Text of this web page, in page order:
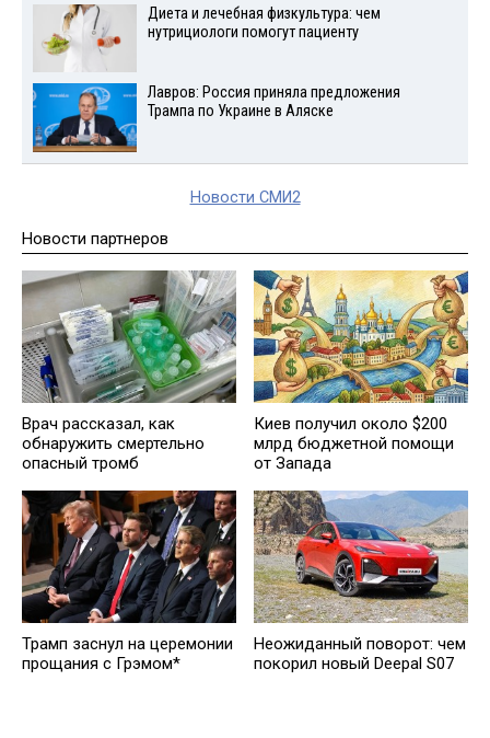
Диета и лечебная физкультура: чем
нутрициологи помогут пациенту
Лавров: Россия приняла предложения
Трампа по Украине в Аляске
Новости СМИ2
Новости партнеров
Врач рассказал, как
обнаружить смертельно
опасный тромб
Киев получил около $200
млрд бюджетной помощи
от Запада
Трамп заснул на церемонии
прощания с Грэмом*
Неожиданный поворот: чем
покорил новый Deepal S07